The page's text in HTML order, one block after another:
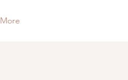
More